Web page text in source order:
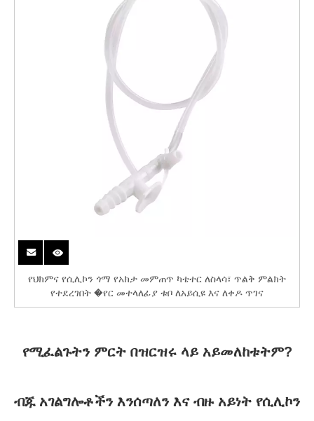
የህክምና የሲሊኮን ጎማ የአክታ መምጠጥ ካቴተር ለስላሳ፣ ጥልቅ ምልክት
የተደረገበት �የር መተላለፊያ ቱቦ ለአይሲዩ እና ለቀዶ ጥገና
የሚፈልጉትን ምርት በዝርዝሩ ላይ አይመለከቱትም?
ብጁ አገልግሎቶችን እንሰጣለን እና ብዙ አይነት የሲሊኮን